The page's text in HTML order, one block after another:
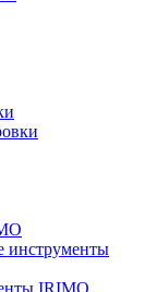
инструменты
IRIMO